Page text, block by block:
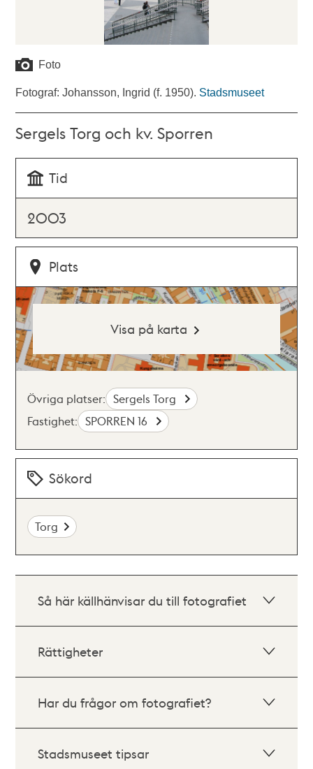
Foto
Fotograf: Johansson, Ingrid (f. 1950). Stadsmuseet
Sergels Torg och kv. Sporren
Tid
2003
Plats
Visa på karta
Övriga platser: Sergels Torg
Fastighet: SPORREN 16
Sökord
Torg
Så här källhänvisar du till fotografiet
Rättigheter
Har du frågor om fotografiet?
Stadsmuseet tipsar